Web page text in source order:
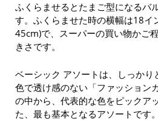
ふくらませるとたまご型になるバ
す。ふくらませた時の横幅は18イ
45cm)で、スーパーの買い物かご
きさです。
ベーシック アソートは、しっかり
色で透け感のない「ファッション
の中から、代表的な色をピックア
た、最も基本となるアソートです。